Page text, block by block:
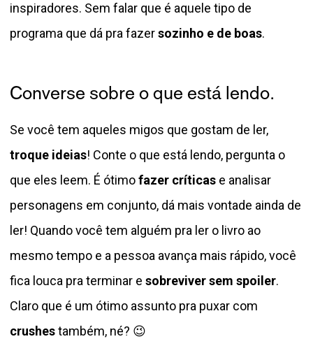
inspiradores. Sem falar que é aquele tipo de
programa que dá pra fazersozinho e de boas.
Converse sobre o que está lendo.
Se você tem aqueles migos que gostam de ler,
troque ideias! Conte o que está lendo, pergunta o
que eles leem. É ótimofazer críticas e analisar
personagens em conjunto, dá mais vontade ainda de
ler! Quando você tem alguém pra ler o livro ao
mesmo tempo e a pessoa avança mais rápido, você
fica louca pra terminar e sobreviver sem spoiler.
Claro que é um ótimo assunto pra puxar com
crushestambém, né? 😉